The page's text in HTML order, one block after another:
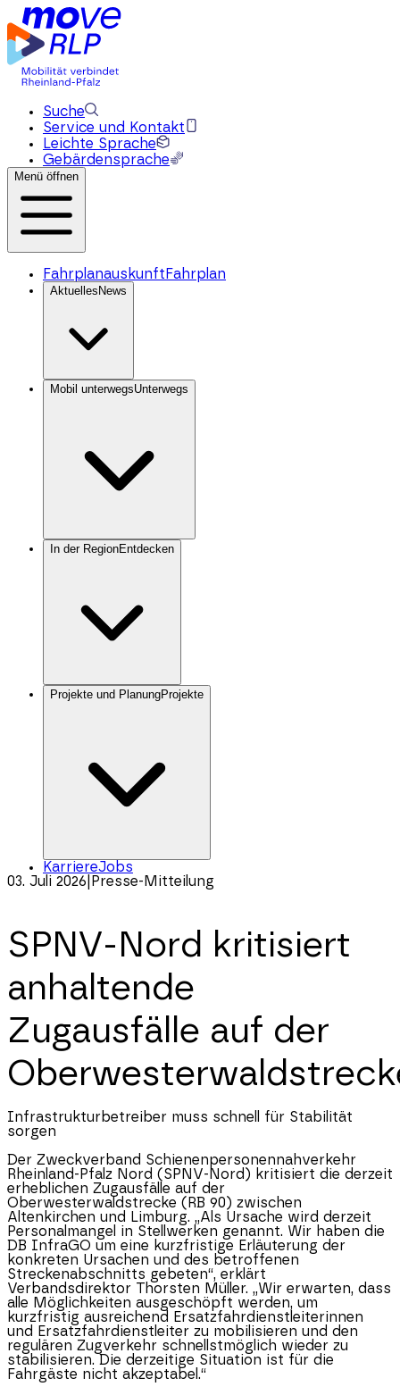
Suche
Service und Kontakt
Leichte Sprache
Gebärdensprache
Menü öffnen
Fahrplanauskunft Fahrplan
Aktuelles News
Mobil unterwegsUnterwegs
In der RegionEntdecken
Projekte und PlanungProjekte
KarriereJobs
03. Juli 2026 Presse-Mitteilung
SPNV-Nord kritisiert
anhaltende
Zugausfälle auf der
Infrastrukturbetreiber muss schnell für Stabilität
sorgen
Der Zweckverband Schienenpersonennahverkehr
Rheinland-Pfalz Nord (SPNV-Nord) kritisiert die derzeit
erheblichen Zugausfälle auf der
Oberwesterwaldstrecke (RB 90) zwischen
Altenkirchen und Limburg. „Als Ursache wird derzeit
Personalmangel in Stellwerken genannt. Wir haben die
DB InfraGO um eine kurzfristige Erläuterung der
konkreten Ursachen und des betroffenen
Streckenabschnitts gebeten“, erklärt
Verbandsdirektor Thorsten Müller. „Wir erwarten, dass
alle Möglichkeiten ausgeschöpft werden, um
kurzfristig ausreichend Ersatzfahrdienstleiterinnen
und Ersatzfahrdienstleiter zu mobilisieren und den
regulären Zugverkehr schnellstmöglich wieder zu
stabilisieren. Die derzeitige Situation ist für die
Fahrgäste nicht akzeptabel.“